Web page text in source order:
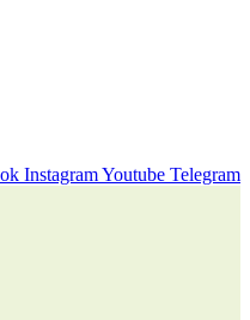
InstagramYoutube Telegram